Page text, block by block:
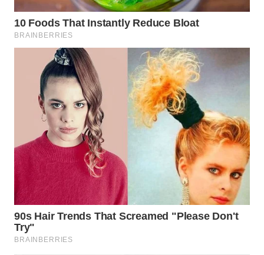
WN
MALUKU
MALUT
WN
DAIRI
WN
DANAU
TOBA
WN
NIAS